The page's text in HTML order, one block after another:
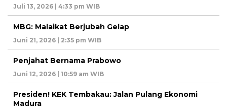
Juli 13, 2026 | 4:33 pm WIB
MBG: Malaikat Berjubah Gelap
Juni 21, 2026 | 2:35 pm WIB
Penjahat Bernama Prabowo
Juni 12, 2026 | 10:59 am WIB
Presiden! KEK Tembakau: Jalan Pulang Ekonomi
Madura